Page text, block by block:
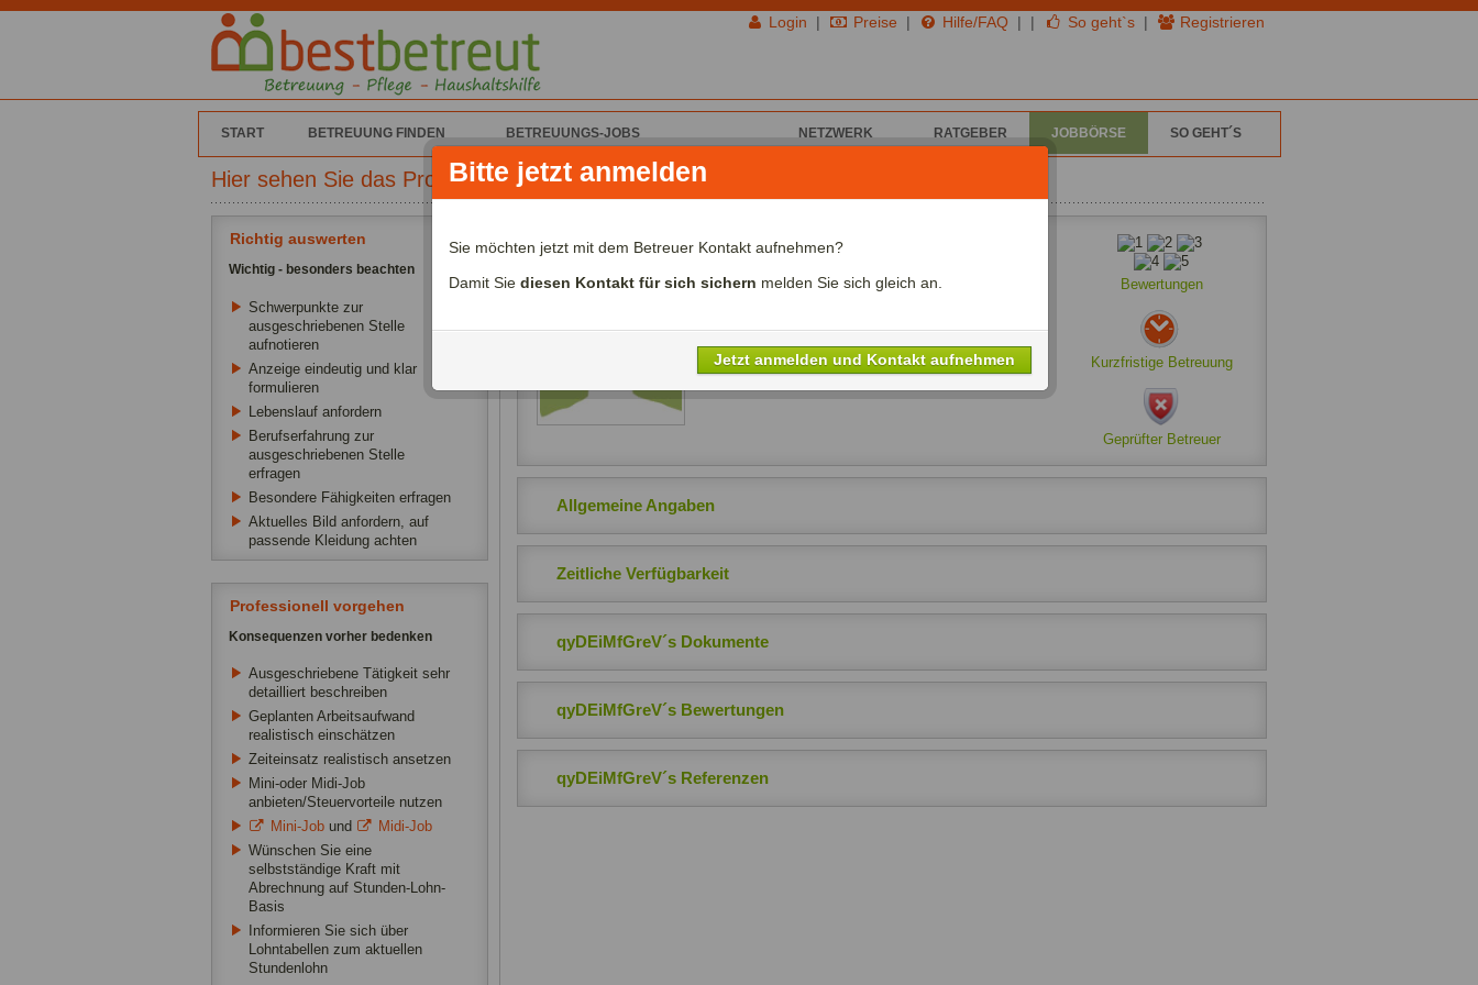
Login | Preise | Hilfe/FAQ | | So geht`s | Registrieren
START BETREUUNG FINDEN BETREUUNGS-JOBS SO GEHT´S
JOBBÖRSE
RATGEBER
NETZWERK
Hier sehen Sie das Profil von QyDEiMfGreV C. für Haus & Garten
Richtig auswerten
Wichtig - besonders beachten
Schwerpunkte zur
ausgeschriebenen Stelle
aufnotieren
Anzeige eindeutig und klar
formulieren
Lebenslauf anfordern
Berufserfahrung zur
ausgeschriebenen Stelle
erfragen
Besondere Fähigkeiten erfragen
Aktuelles Bild anfordern, auf
passende Kleidung achten
Professionell vorgehen
Konsequenzen vorher bedenken
Ausgeschriebene Tätigkeit sehr
detailliert beschreiben
Geplanten Arbeitsaufwand
realistisch einschätzen
Zeiteinsatz realistisch ansetzen
Mini-oder Midi-Job
anbieten/Steuervorteile nutzen
Mini-Jobund
Midi-Job
Wünschen Sie eine
selbstständige Kraft mit
Abrechnung auf Stunden-Lohn-
Basis
Informieren Sie sich über
Lohntabellen zum aktuellen
Stundenlohn
QyDEiMfGreV C. aus
Sprachen:
Bewertungen
Kurzfristige Betreuung
Geprüfter Betreuer
Allgemeine Angaben
Zeitliche Verfügbarkeit
qyDEiMfGreV´s Dokumente
qyDEiMfGreV´s Bewertungen
qyDEiMfGreV´s Referenzen
Bitte jetzt anmelden
Sie möchten jetzt mit dem Betreuer Kontakt aufnehmen?
Damit Sie diesen Kontakt für sich sichern melden Sie sich gleich an.
Jetzt anmelden und Kontakt aufnehmen